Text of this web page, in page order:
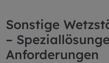
Sonstige
–
Anforderungen